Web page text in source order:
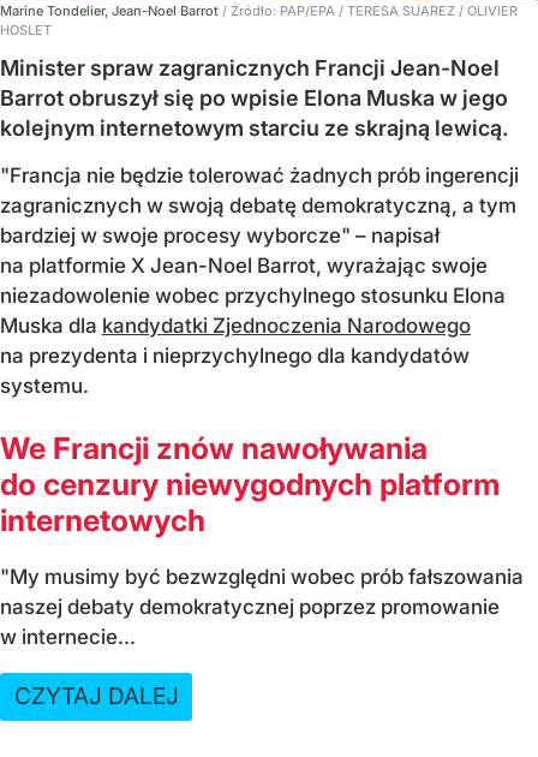
Marine Tondelier, Jean-Noel Barrot / Źródło: PAP/EPA / TERESA SUAREZ / OLIVIER
HOSLET
Minister spraw zagranicznych Francji Jean-Noel
Barrot obruszył się po wpisie Elona Muska w jego
kolejnym internetowym starciu ze skrajną lewicą.
"Francja nie będzie tolerować żadnych prób ingerencji
zagranicznych w swoją debatę demokratyczną, a tym
bardziej w swoje procesy wyborcze" – napisał
na platformie X Jean-Noel Barrot, wyrażając swoje
niezadowolenie wobec przychylnego stosunku Elona
Muska dla kandydatki Zjednoczenia Narodowego
na prezydenta i nieprzychylnego dla kandydatów
systemu.
We Francji znów nawoływania
do cenzury niewygodnych platform
internetowych
"My musimy być bezwzględni wobec prób fałszowania
naszej debaty demokratycznej poprzez promowanie
w internecie...
CZYTAJ DALEJ